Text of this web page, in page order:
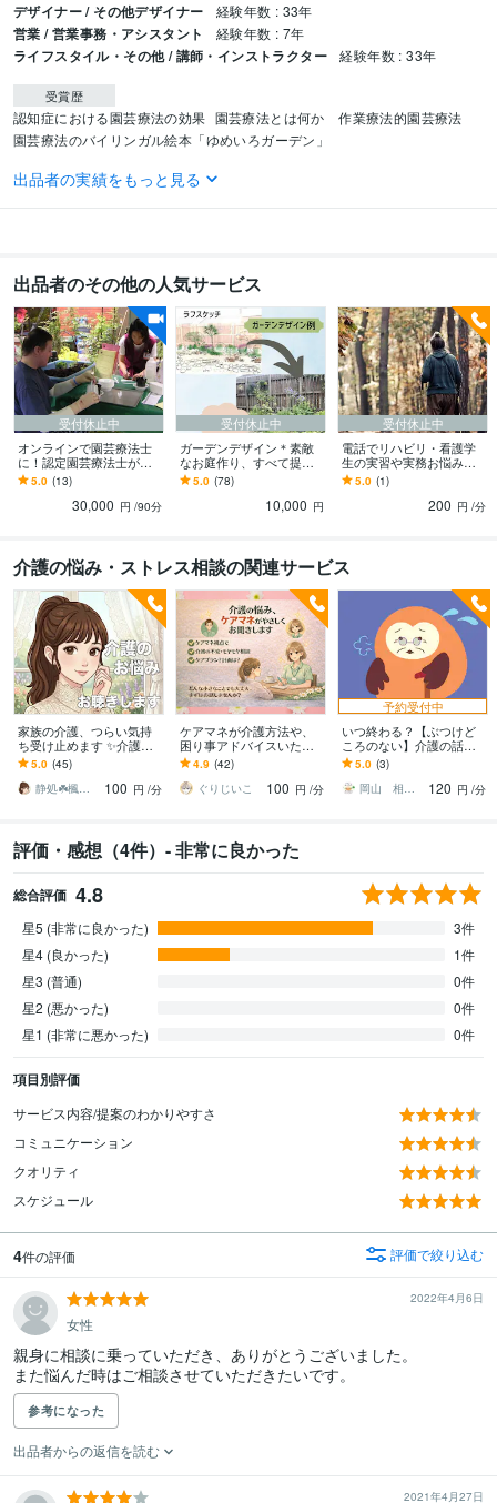
デザイナー / その他デザイナー 経験年数 : 33年
営業 / 営業事務・アシスタント 経験年数 : 7年
ライフスタイル・その他 / 講師・インストラクター 経験年数 : 33年
受賞歴
認知症における園芸療法の効果 園芸療法とは何か　作業療法的園芸療法
園芸療法のバイリンガル絵本「ゆめいろガーデン」
資格・検定
ライティング・翻訳 園芸、ガーデニングに関するライティング
法、リハビリ、介護に関する講演 オランダスタイルのフラワーデザイン講
習
語学力
英語 日常会話レベル
出品者の実績をもっと見る
出品者のその他の人気サービス
受付休止中
オンラインで園芸療法士
に！認定園芸療法士が教
えます 植物で人を癒す園
芸療法を1回90分、5回
で！修了証発行します
5.0 (13)
30,000 円 /90分
受付休止中
ガーデンデザイン＊素敵
なお庭作り、すべて提案
します プロの園芸家がご
一緒に植物選び、管理方
法などアドバイス♫
5.0 (78)
10,000 円
受付休止中
電話でリハビリ・看護学
生の実習や実務お悩み聞
きます 現役作業療法士が
臨床実習・仕事の行き詰
まりや悩み解決します！
5.0 (1)
200 円 /分
介護の悩み・ストレス相談の関連サービス
家族の介護、つらい気持
ち受け止めます ✨介護疲
れ/不安/お悩み/介護福祉士
が親身にお聴きします！
5.0 (45)
静処☘️楓の家
100 円 /分
ケアマネが介護方法や、
困り事アドバイスいたし
ます ちょっと教えて！介
護のお悩みや疑問、お話
ししましょう⭐︎
4.9 (42)
ぐりじいこ
100 円 /分
予約受付中
いつ終わる？【ぶつけど
ころのない】介護の話聞
きます 「私だけが、なぜ
こんなに頑張っている
の……」疲れ切った毎日
5.0 (3)
岡山 相談ルームふくろう
120 円 /分
評価・感想（4件）- 非常に良かった
総合評価 4.8
星5 (非常に良かった)
3件
星4 (良かった)
1件
星3 (普通)
0件
星2 (悪かった)
0件
星1 (非常に悪かった)
0件
項目別評価
サービス内容/提案のわかりやすさ
コミュニケーション
クオリティ
スケジュール
4件の評価 評価で絞り込む
2022年4月6日
女性
親身に相談に乗っていただき、ありがとうございました。
また悩んだ時はご相談させていただきたいです。
参考になった
出品者からの返信を読む
2021年4月27日